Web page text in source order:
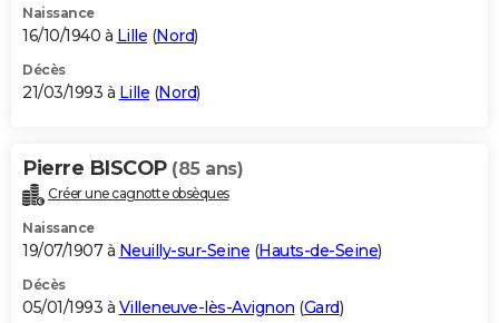
Naissance
16/10/1940 à Lille (Nord)
Décès
21/03/1993 à Lille (Nord)
Pierre BISCOP (85 ans)
Créer une cagnotte obsèques
Naissance
19/07/1907 à Neuilly-sur-Seine (Hauts-de-Seine)
Décès
05/01/1993 à Villeneuve-lès-Avignon (Gard)